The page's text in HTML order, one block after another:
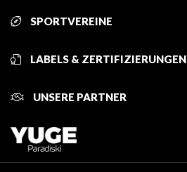
SPORTVEREINE
LABELS & ZERTIFIZIERUNGEN
UNSERE PARTNER